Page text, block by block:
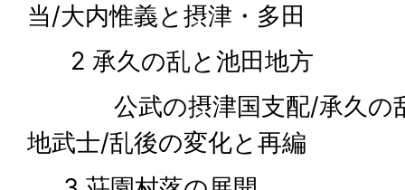
当/大内惟義と摂津・多田
2 承久の乱と池田地方
公武の摂津国支配/承久の乱
地武士/乱後の変化と再編